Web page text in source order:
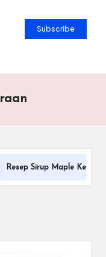
Subscribe
Maple Keto Bebas Gula